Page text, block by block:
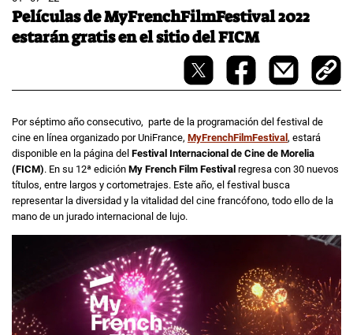
Películas de MyFrenchFilmFestival 2022
estarán gratis en el sitio del FICM
Por séptimo año consecutivo, parte de la programación del festival de
cine en línea organizado por UniFrance, MyFrenchFilmFestival , estará
disponible en la página del Festival Internacional de Cine de Morelia
(FICM). En su 12ª edición My French Film Festival regresa con 30 nuevos
títulos, entre largos y cortometrajes. Este año, el festival busca
representar la diversidad y la vitalidad del cine francófono, todo ello de la
mano de un jurado internacional de lujo.